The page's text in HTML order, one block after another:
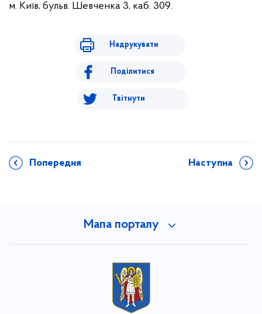
м. Київ, бульв. Шевченка 3, каб. 309.
Надрукувати
Поділитися
Твітнути
Попередня Наступна
Мапа порталу